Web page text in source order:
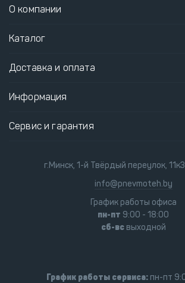
О компании
Каталог
Доставка и оплата
Информация
Сервис и гарантия
г.Минск, 1-й Твёрдый переулок,
info@pnevmoteh.by
График работы офиса
пн-пт 9:00 - 18:00
сб-всвыходной
График работы сервиса:пн-пт